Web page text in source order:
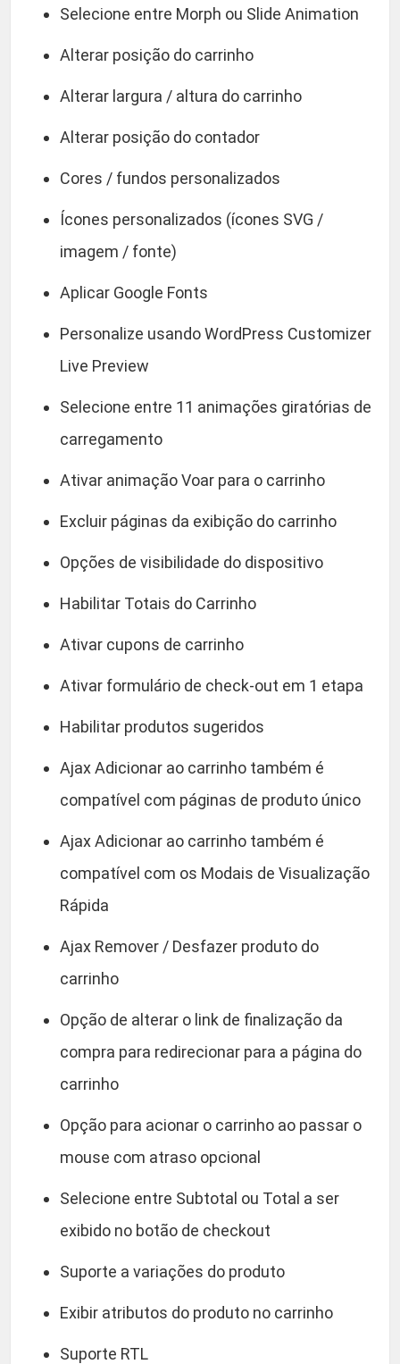
Selecione entre Morph ou Slide Animation
Alterar posição do carrinho
Alterar largura / altura do carrinho
Alterar posição do contador
Cores / fundos personalizados
Ícones personalizados (ícones SVG /
imagem / fonte)
Aplicar Google Fonts
Personalize usando WordPress Customizer
Live Preview
Selecione entre 11 animações giratórias de
carregamento
Ativar animação Voar para o carrinho
Excluir páginas da exibição do carrinho
Opções de visibilidade do dispositivo
Habilitar Totais do Carrinho
Ativar cupons de carrinho
Ativar formulário de check-out em 1 etapa
Habilitar produtos sugeridos
Ajax Adicionar ao carrinho também é
compatível com páginas de produto único
Ajax Adicionar ao carrinho também é
compatível com os Modais de Visualização
Rápida
Ajax Remover / Desfazer produto do
carrinho
Opção de alterar o link de finalização da
compra para redirecionar para a página do
carrinho
Opção para acionar o carrinho ao passar o
mouse com atraso opcional
Selecione entre Subtotal ou Total a ser
exibido no botão de checkout
Suporte a variações do produto
Exibir atributos do produto no carrinho
Suporte RTL